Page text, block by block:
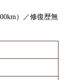
）／修復歴無